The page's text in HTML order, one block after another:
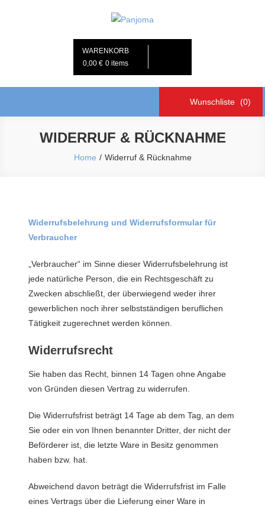
der Nördl. Oberpfalz
WARENKORB
0,00 € 0 items
Wunschliste (0)
WIDERRUF & RÜCKNAHME
Home Widerruf & Rücknahme
Widerrufsbelehrung und Widerrufsformular für
Verbraucher
„Verbraucher“ im Sinne dieser Widerrufsbelehrung ist
jede natürliche Person, die ein Rechtsgeschäft zu
Zwecken abschließt, der überwiegend weder ihrer
gewerblichen noch ihrer selbstständigen beruflichen
Tätigkeit zugerechnet werden können.
Widerrufsrecht
Sie haben das Recht, binnen 14 Tagen ohne Angabe
von Gründen diesen Vertrag zu widerrufen.
Die Widerrufsfrist beträgt 14 Tage ab dem Tag, an dem
Sie oder ein von Ihnen benannter Dritter, der nicht der
Beförderer ist, die letzte Ware in Besitz genommen
haben bzw. hat.
Abweichend davon beträgt die Widerrufsfrist im Falle
eines Vertrags über die Lieferung einer Ware in